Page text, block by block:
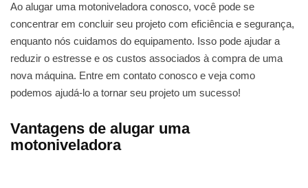
Ao alugar uma motoniveladora conosco, você pode se
concentrar em concluir seu projeto com eficiência e segurança,
enquanto nós cuidamos do equipamento. Isso pode ajudar a
reduzir o estresse e os custos associados à compra de uma
nova máquina. Entre em contato conosco e veja como
podemos ajudá-lo a tornar seu projeto um sucesso!
Vantagens de alugar uma
motoniveladora